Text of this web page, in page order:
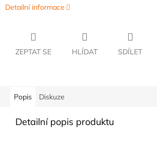
Detailní informace
ZEPTAT SE HLÍDAT SDÍLET
Popis Diskuze
Detailní popis produktu